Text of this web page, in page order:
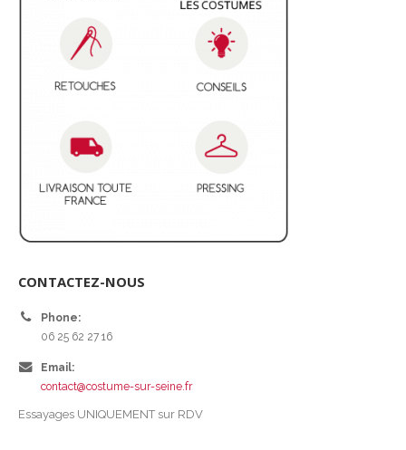
CONTACTEZ-NOUS
Phone:
06 25 62 27 16
Email:
contact@costume-sur-seine.fr
Essayages UNIQUEMENT sur RDV